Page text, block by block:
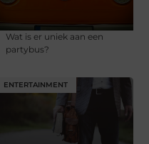
Wat is er uniek aan een
partybus?
ENTERTAINMENT